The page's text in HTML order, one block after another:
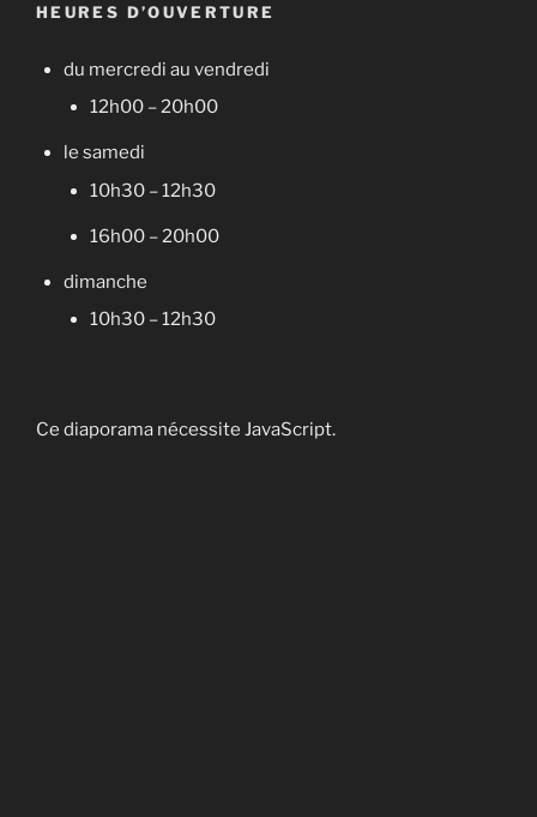
HEURES D’OUVERTURE
du mercredi au vendredi
12h00 – 20h00
le samedi
10h30 – 12h30
16h00 – 20h00
dimanche
10h30 – 12h30
Ce diaporama nécessite JavaScript.